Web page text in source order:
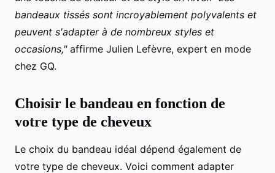
bandeaux tissés sont incroyablement polyvalents et
peuvent s'adapter à de nombreux styles et
occasions,"affirme Julien Lefèvre, expert en mode
chez GQ.
Choisir le bandeau en fonction de
votre type de cheveux
Le choix du bandeau idéal dépend également de
votre type de cheveux. Voici comment adapter